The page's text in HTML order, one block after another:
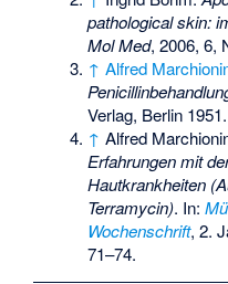
pathological skin:
Mol Med, 2006, 6,
↑ Alfred
Verlag, Berlin 1951.
↑ Alfred
Erfahrungen mit
Hautkrankheiten
Terramycin). In:
Wochenschrift, 2.
71–74.